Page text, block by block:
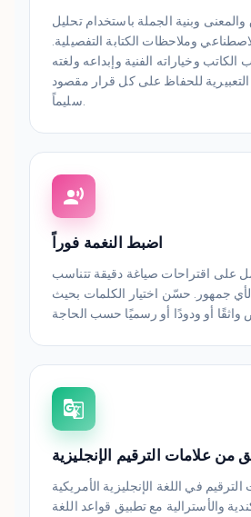
وبنية الجملة باستخدام تحليل
وملاحظات الكتابة التفصيلية.
وخياراته الفنية وإبداعه ولغته
التعبيرية للحفاظ على كل قرار مقصود
اضبط النغمة فوراً
على اقتراحات صياغة دقيقة تتناسب
جمهور. حسّن اختيار الكلمات بحيث
من علامات الترقيم الإنجليزية
في اللغة الإنجليزية الأمريكية
والأسترالية مع تطبيق قواعد اللغة